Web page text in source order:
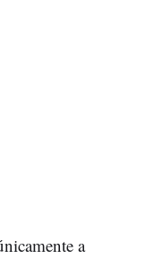
a